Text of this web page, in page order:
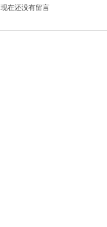
现在还没有留言